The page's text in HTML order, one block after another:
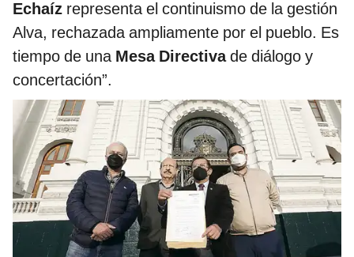
Echaíz representa el continuismo de la gestión
Alva, rechazada ampliamente por el pueblo. Es
tiempo de una Mesa Directivade diálogo y
concertación”.